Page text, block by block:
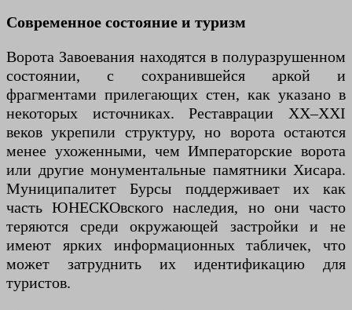
Современное состояние и туризм
Ворота Завоевания находятся в полуразрушенном
состоянии, с сохранившейся аркой и
фрагментами прилегающих стен, как указано в
некоторых источниках. Реставрации XX–XXI
веков укрепили структуру, но ворота остаются
менее ухоженными, чем Императорские ворота
или другие монументальные памятники Хисара.
Муниципалитет Бурсы поддерживает их как
часть ЮНЕСКОвского наследия, но они часто
теряются среди окружающей застройки и не
имеют ярких информационных табличек, что
может затруднить их идентификацию для
туристов.